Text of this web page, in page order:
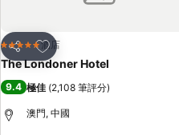
分享
放到收藏夾
5 星級 酒店
The Londoner Hotel
9.4 極佳 (2,108 筆評分)
澳門, 中國